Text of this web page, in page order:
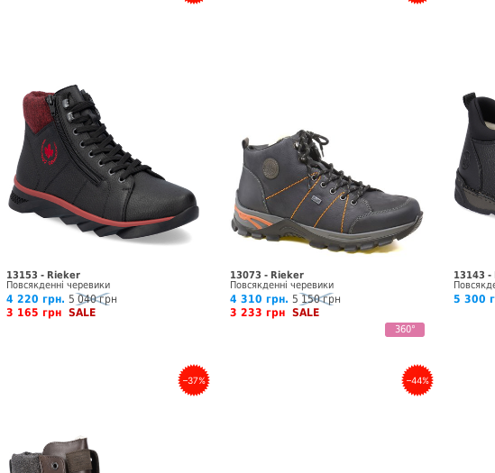
13153 - Rieker
Повсякденні черевики
4 220 грн. 5 040 грн
3 165 грн SALE
13073 - Rieker
Повсякденні черевики
4 310 грн. 5 150 грн
3 233 грн SALE
360°
13143 -
5 300
–37% –44%